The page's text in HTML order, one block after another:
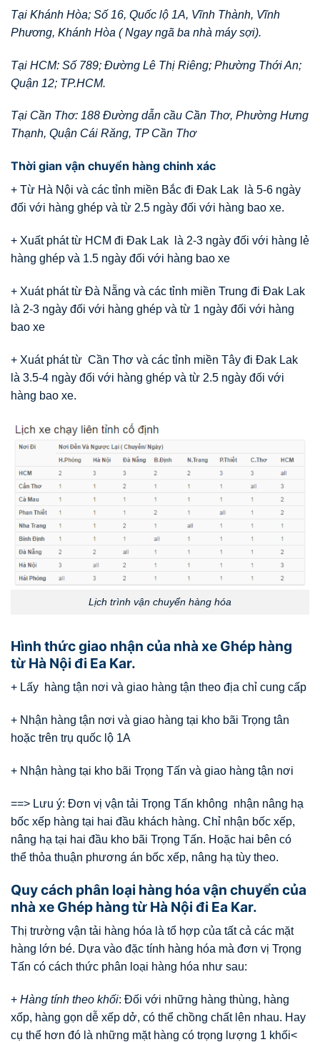
Tại Khánh Hòa; Số 16, Quốc lộ 1A, Vĩnh Thành, Vĩnh
Phương, Khánh Hòa ( Ngay ngã ba nhà máy sợi).
Tại HCM: Số 789; Đường Lê Thị Riêng; Phường Thới An;
Quận 12; TP.HCM.
Tại Cần Thơ: 188 Đường dẫn cầu Cần Thơ, Phường Hưng
Thạnh, Quận Cái Răng, TP Cần Thơ
Thời gian vận chuyển hàng chinh xác
+ Từ Hà Nội và các tỉnh miền Bắc đi Đak Lak là 5-6 ngày
đối với hàng ghép và từ 2.5 ngày đối với hàng bao xe.
+ Xuất phát từ HCM đi Đak Lak là 2-3 ngày đối với hàng lẻ
hàng ghép và 1.5 ngày đối với hàng bao xe
+ Xuát phát từ Đà Nẵng và các tỉnh miền Trung đi Đak Lak
là 2-3 ngày đối với hàng ghép và từ 1 ngày đối với hàng
bao xe
+ Xuát phát từ Cần Thơ và các tỉnh miền Tây đi Đak Lak
là 3.5-4 ngày đối với hàng ghép và từ 2.5 ngày đối với
hàng bao xe.
Lịch trình vận chuyển hàng hóa
Hình thức giao nhận của nhà xe Ghép hàng
từ Hà Nội đi Ea Kar.
+ Lấy hàng tận nơi và giao hàng tận theo địa chỉ cung cấp
+ Nhận hàng tận nơi và giao hàng tại kho bãi Trọng tân
hoặc trên trụ quốc lộ 1A
+ Nhận hàng tại kho bãi Trọng Tấn và giao hàng tận nơi
==> Lưu ý: Đơn vị vận tải Trọng Tấn không nhận nâng hạ
bốc xếp hàng tại hai đầu khách hàng. Chỉ nhận bốc xếp,
nâng hạ tại hai đầu kho bãi Trọng Tấn. Hoặc hai bên có
thể thỏa thuận phương án bốc xếp, nâng hạ tùy theo.
Quy cách phân loại hàng hóa vận chuyển của
nhà xe Ghép hàng từ Hà Nội đi Ea Kar.
Thị trường vận tải hàng hóa là tổ hợp của tất cả các mặt
hàng lớn bé. Dựa vào đặc tính hàng hóa mà đơn vị Trọng
Tấn có cách thức phân loại hàng hóa như sau:
+ Hàng tính theo khối: Đối với những hàng thùng, hàng
xốp, hàng gọn dễ xếp dở, có thể chồng chất lên nhau. Hay
cụ thể hơn đó là những mặt hàng có trọng lượng 1 khối<